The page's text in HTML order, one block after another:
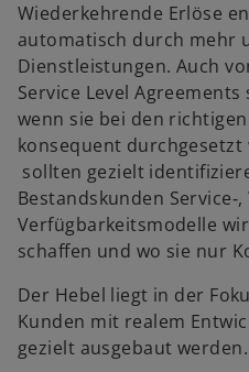
Wiederkehrende Erlöse
automatisch durch mehr
Dienstleistungen. Auch
Service Level
wenn sie bei den
konsequent
sollten gezielt
Bestandskunden
Verfügbarkeitsmodelle
schaffen und wo sie nur
Der Hebel liegt in der
Kunden mit realem
gezielt ausgebaut werden.